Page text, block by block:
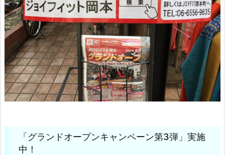
「グランドオープンキャンペーン第3弾」実施
中！